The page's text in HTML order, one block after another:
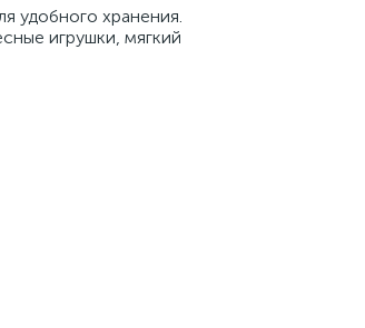
удобного хранения.
игрушки, мягкий